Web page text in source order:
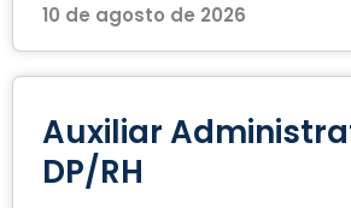
10 de agosto de 2026
Auxiliar
DP/RH